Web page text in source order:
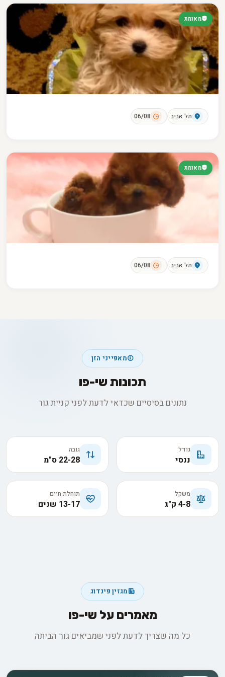
מאומת
תל אביב 06/08
מאומת
תל אביב 06/08
מאפייני הזן
תכונות שי-פו
נתונים בסיסיים שכדאי לדעת לפני קניית גור
גודל
ננסי
גובה
22-28 ס"מ
משקל
4-8 ק"ג
תוחלת חיים
13-17 שנים
מגזין פינדוג
מאמרים על שי-פו
כל מה שצריך לדעת לפני שמביאים גור הביתה